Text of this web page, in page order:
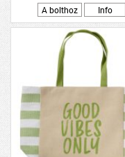
A bolthoz
Info